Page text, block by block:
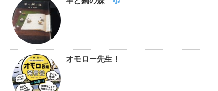
羊と鋼の森
オモロー先生！